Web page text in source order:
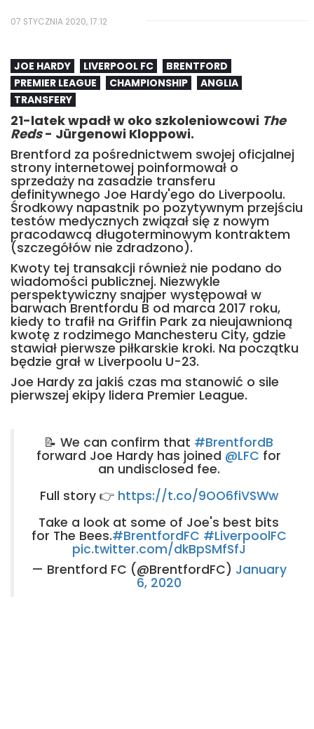
07 STYCZNIA 2020, 17:12
JOE HARDY LIVERPOOL FC
BRENTFORD
PREMIER LEAGUE
CHAMPIONSHIP
ANGLIA
TRANSFERY
21-latek wpadł w oko szkoleniowcowi The
Reds- Jürgenowi Kloppowi.
Brentford za pośrednictwem swojej oficjalnej
strony internetowej poinformował o
sprzedaży na zasadzie transferu
definitywnego Joe Hardy'ego do Liverpoolu.
Środkowy napastnik po pozytywnym przejściu
testów medycznych związał się z nowym
pracodawcą długoterminowym kontraktem
(szczegółów nie zdradzono).
Kwoty tej transakcji również nie podano do
wiadomości publicznej. Niezwykle
perspektywiczny snajper występował w
barwach Brentfordu B od marca 2017 roku,
kiedy to trafił na Griffin Park za nieujawnioną
kwotę z rodzimego Manchesteru City, gdzie
stawiał pierwsze piłkarskie kroki. Na początku
będzie grał w Liverpoolu U-23.
Joe Hardy za jakiś czas ma stanowić o sile
pierwszej ekipy lidera Premier League.
📝 We can confirm that #BrentfordB
forward Joe Hardy has joined @LFC for
an undisclosed fee.
Full story 👉 https://t.co/9OO6fiVSWw
Take a look at some of Joe's best bits
for The Bees.#BrentfordFC #LiverpoolFC
pic.twitter.com/dkBpSMfSfJ
— Brentford FC (@BrentfordFC) January
6, 2020